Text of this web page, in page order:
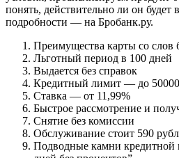
понять, действительно ли он
подробности — на Бробанк.ру.
Преимущества карты со слов
Льготный период в 100 дней
Выдается без справок
Кредитный лимит — до
Ставка — от 11,99%
Быстрое рассмотрение и
Снятие без комиссии
Обслуживание стоит 590
Подводные камни кредитной